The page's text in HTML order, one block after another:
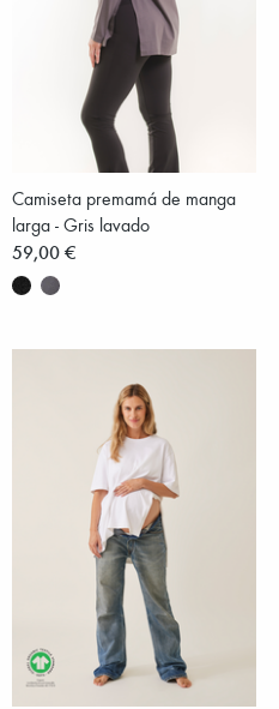
Camiseta premamá de manga
larga - Gris lavado
59,00 €